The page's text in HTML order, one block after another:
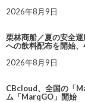
2026年8月9日
栗林商船／夏の安全
への飲料配布を開始
2026年8月9日
CBcloud、全国の「
ム「MarqGO」開始